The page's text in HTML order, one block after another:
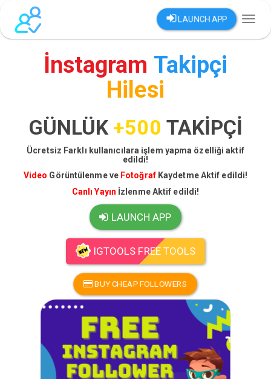
LAUNCH APP
İnstagram Takipçi
Hilesi
GÜNLÜK +500 TAKİPÇİ
Ücretsiz Farklı kullanıcılara işlem yapma özelliği aktif
edildi!
Video Görüntülenme ve Fotoğraf Kaydetme Aktif edildi!
Canlı Yayın İzlenme Aktif edildi!
LAUNCH APP
IGTOOLS FREE TOOLS
BUY CHEAP FOLLOWERS